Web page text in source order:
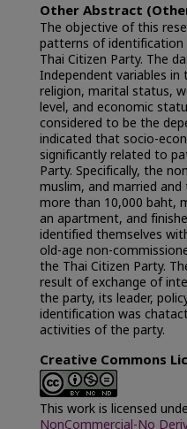
Other Abstract
The objective of this
patterns of
Thai Citizen Party. The
Independent variables in
religion, marital status,
level, and economic
considered to be the
indicated that socio-
significantly related to
Party. Specifically, the
muslim, and married
more than 10,000 baht,
an apartment, and
identified themselves
old-age non-
the Thai Citizen Party.
result of exchange of
the party, its leader,
identification was
activities of the party.
Creative Commons
This work is licensed
NonCommercial-No